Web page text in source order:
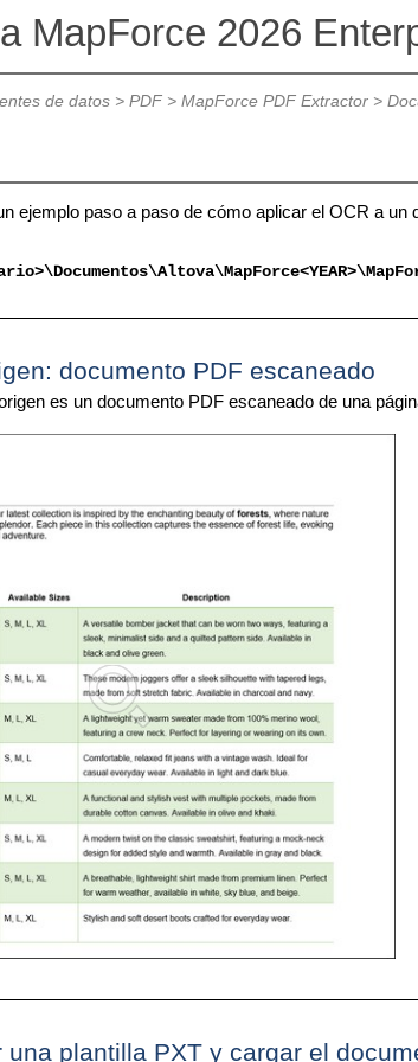
MapForce 2026
de datos> PDF> MapForce PDF Extractor>
ejemplo paso a paso de cómo aplicar el OCR a
documento PDF escaneado
es un documento PDF escaneado de una
una plantilla PXT y cargar el